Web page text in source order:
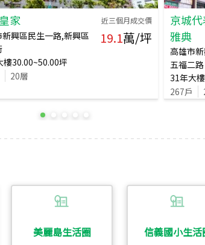
家 近三個月成交價
新興區民生一路,新興區
樓30.00~50.00坪
20層
19.1萬/坪
京城
雅典
高雄市
五福二路
31年大樓
267戶
美麗島生活圈 信義國小生活